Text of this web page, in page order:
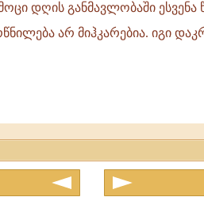
დღის განმავლობაში ესვენა
არ მიჰკარებია. იგი